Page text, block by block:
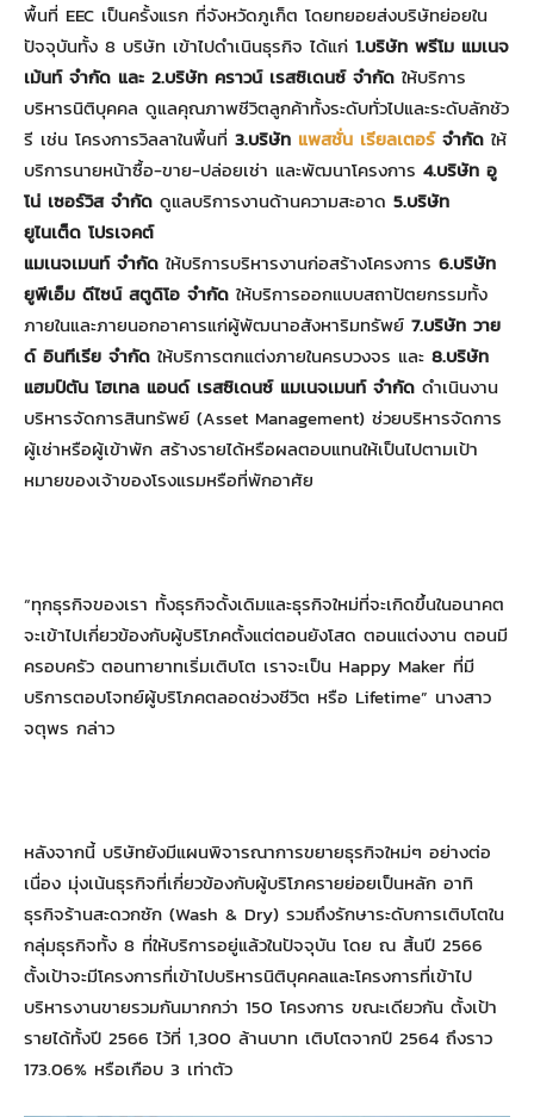
พื้นที่ EEC เป็นครั้งแรก ที่จังหวัดภูเก็ต โดยทยอยส่งบริษัทย่อยใน
ปัจจุบันทั้ง 8 บริษัท เข้าไปดำเนินธุรกิจ ได้แก่ 1.บริษัท พรีโม แมเนจ
เม้นท์ จำกัด และ 2.บริษัท คราวน์ เรสซิเดนซ์ จำกัด ให้บริการ
บริหารนิติบุคคล ดูแลคุณภาพชีวิตลูกค้าทั้งระดับทั่วไปและระดับลักชัว
รี เช่น โครงการวิลลาในพื้นที่ 3.บริษัท แพสชั่น เรียลเตอร์จำกัด ให้
บริการนายหน้าซื้อ-ขาย-ปล่อยเช่า และพัฒนาโครงการ 4.บริษัท อู
โน่ เซอร์วิส จำกัด ดูแลบริการงานด้านความสะอาด 5.บริษัท
ยูไนเต็ด โปรเจคต์
แมเนจเมนท์ จำกัด ให้บริการบริหารงานก่อสร้างโครงการ 6.บริษัท
ยูพีเอ็ม ดีไซน์ สตูดิโอ จำกัด ให้บริการออกแบบสถาปัตยกรรมทั้ง
ภายในและภายนอกอาคารแก่ผู้พัฒนาอสังหาริมทรัพย์ 7.บริษัท วาย
ด์ อินทีเรีย จำกัด ให้บริการตกแต่งภายในครบวงจร และ 8.บริษัท
แฮมป์ตัน โฮเทล แอนด์ เรสซิเดนซ์ แมเนจเมนท์ จำกัด ดำเนินงาน
บริหารจัดการสินทรัพย์ (Asset Management) ช่วยบริหารจัดการ
ผู้เช่าหรือผู้เข้าพัก สร้างรายได้หรือผลตอบแทนให้เป็นไปตามเป้า
หมายของเจ้าของโรงแรมหรือที่พักอาศัย
“ทุกธุรกิจของเรา ทั้งธุรกิจดั้งเดิมและธุรกิจใหม่ที่จะเกิดขึ้นในอนาคต
จะเข้าไปเกี่ยวข้องกับผู้บริโภคตั้งแต่ตอนยังโสด ตอนแต่งงาน ตอนมี
ครอบครัว ตอนทายาทเริ่มเติบโต เราจะเป็น Happy Maker ที่มี
บริการตอบโจทย์ผู้บริโภคตลอดช่วงชีวิต หรือ Lifetime” นางสาว
จตุพร กล่าว
หลังจากนี้ บริษัทยังมีแผนพิจารณาการขยายธุรกิจใหม่ๆ อย่างต่อ
เนื่อง มุ่งเน้นธุรกิจที่เกี่ยวข้องกับผู้บริโภครายย่อยเป็นหลัก อาทิ
ธุรกิจร้านสะดวกซัก (Wash & Dry) รวมถึงรักษาระดับการเติบโตใน
กลุ่มธุรกิจทั้ง 8 ที่ให้บริการอยู่แล้วในปัจจุบัน โดย ณ สิ้นปี 2566
ตั้งเป้าจะมีโครงการที่เข้าไปบริหารนิติบุคคลและโครงการที่เข้าไป
บริหารงานขายรวมกันมากกว่า 150 โครงการ ขณะเดียวกัน ตั้งเป้า
รายได้ทั้งปี 2566 ไว้ที่ 1,300 ล้านบาท เติบโตจากปี 2564 ถึงราว
173.06% หรือเกือบ 3 เท่าตัว